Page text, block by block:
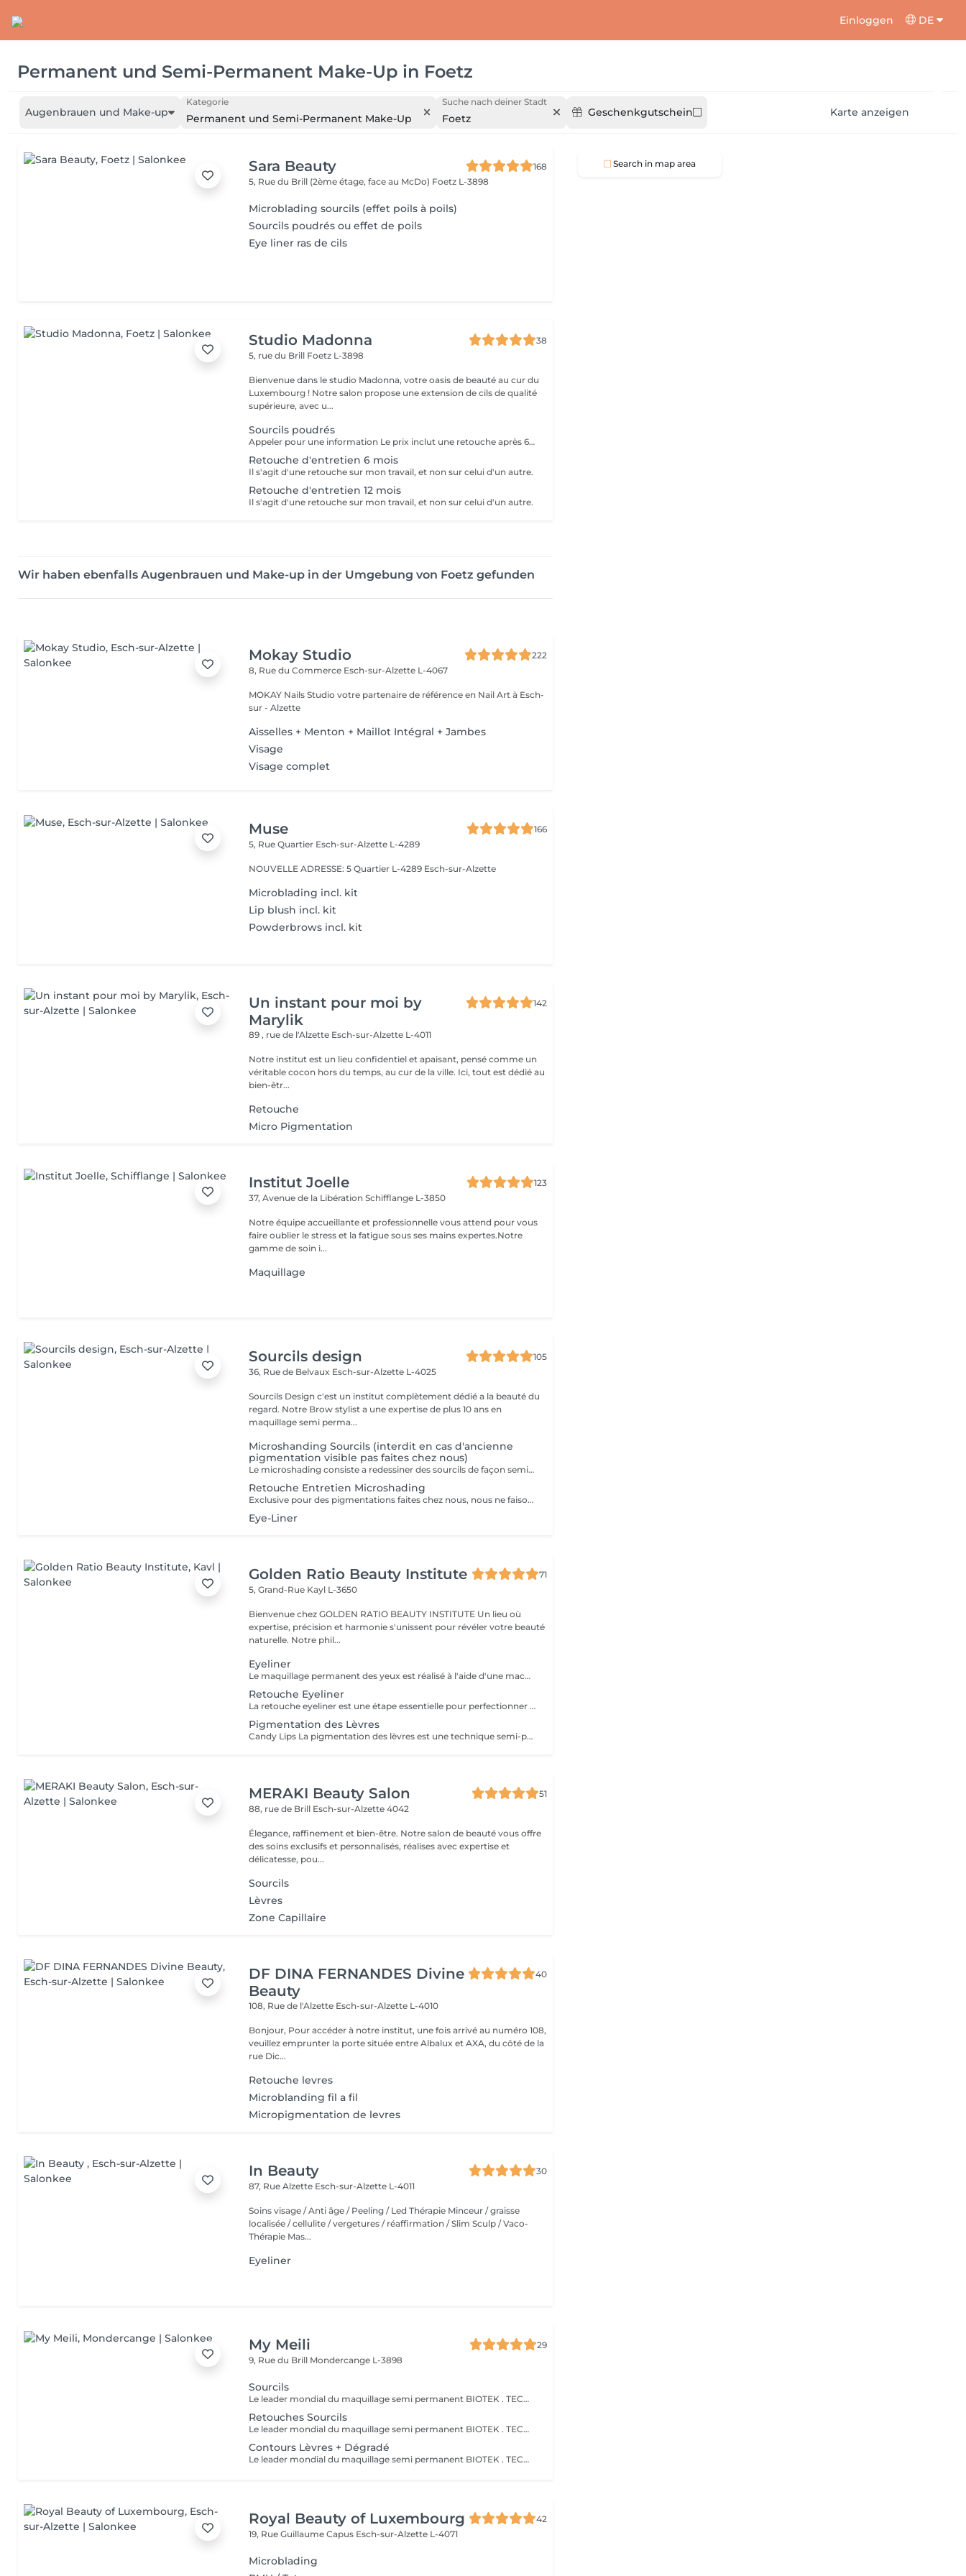
Einloggen DE
Permanent und Semi-Permanent Make-Up in Foetz
Augenbrauen und Make-up
Kategorie
Permanent und Semi-Permanent Make-Up
Suche nach deiner Stadt
Foetz Geschenkgutschein Karte anzeigen
Sara Beauty
168
5, Rue du Brill (2ème étage, face au McDo) Foetz L-3898
Microblading sourcils (effet poils à poils)
Sourcils poudrés ou effet de poils
Eye liner ras de cils
Studio Madonna
38
5, rue du Brill Foetz L-3898
Bienvenue dans le studio Madonna, votre oasis de beauté au cur du
Luxembourg ! Notre salon propose une extension de cils de qualité
supérieure, avec u...
Sourcils poudrés
Appeler pour une information Le prix inclut une retouche après 6 à 8 semaines.
Retouche d'entretien 6 mois
Il s'agit d'une retouche sur mon travail, et non sur celui d'un autre.
Retouche d'entretien 12 mois
Il s'agit d'une retouche sur mon travail, et non sur celui d'un autre.
Wir haben ebenfalls Augenbrauen und Make-up in der Umgebung von Foetz gefunden
Mokay Studio
222
8, Rue du Commerce Esch-sur-Alzette L-4067
MOKAY Nails Studio votre partenaire de référence en Nail Art à Esch-
sur - Alzette
Aisselles + Menton + Maillot Intégral + Jambes
Visage
Visage complet
Muse
166
5, Rue Quartier Esch-sur-Alzette L-4289
NOUVELLE ADRESSE: 5 Quartier L-4289 Esch-sur-Alzette
Microblading incl. kit
Lip blush incl. kit
Powderbrows incl. kit
Un instant pour moi by
Marylik
142
89 , rue de l'Alzette Esch-sur-Alzette L-4011
Notre institut est un lieu confidentiel et apaisant, pensé comme un
véritable cocon hors du temps, au cur de la ville. Ici, tout est dédié au
bien-êtr...
Retouche
Micro Pigmentation
Institut Joelle
123
37, Avenue de la LibérationSchifflange L-3850
Notre équipe accueillante et professionnelle vous attend pour vous
faire oublier le stress et la fatigue sous ses mains expertes.Notre
gamme de soin i...
Maquillage
Sourcils design
105
36, Rue de Belvaux Esch-sur-Alzette L-4025
Sourcils Design c'est un institut complètement dédié a la beauté du
regard. Notre Brow stylist a une expertise de plus 10 ans en
maquillage semi perma...
Microshanding Sourcils (interdit en cas d'ancienne
pigmentation visible pas faites chez nous)
Le microshading consiste a redessiner des sourcils de façon semi-permanent. avec une durée d'environ 8 a 18 mois selon chaque peau, cette technique nous permet un effet très naturel et d'avoir des jolis dégradés. je utilise une dermographe (machine spécifique pour makeup semi- permanent) qui s'adapte,á tout type de peau,contrairement aux autres techniques qui coupent la peau. les avantagens Sont -indolore -non agressif pour la peau -cicatrisation plus propre et sûre -meilleure fixation -effet plus net et dessiné. Retouche fixatrice après un mois incluse dans la tarif. Contre indiqué aux : Femme enceinte ou allaitante Sur traitement médicaments anti-inflammatoires ou antibiotiques et isotrétinoïne Possédant allergies sévères ou maladies auto-immunes Injections datant mois de 15 jours sur le visage Une photo est obligatoire avant la prise de rendez-vous pour toute personne ayant une ancienne pigmentation, visible ou non. Soins après pigmentation: Pas de piscine, sauna, hamman ou bronzage pendant 2 semaines après.
Retouche Entretien Microshading
Exclusive pour des pigmentations faites chez nous, nous ne faisons pas de retouche des outres professionnels.
Eye-Liner
Golden Ratio Beauty Institute
71
5, Grand-Rue Kayl L-3650
Bienvenue chez GOLDEN RATIO BEAUTY INSTITUTE Un lieu où
expertise, précision et harmonie s'unissent pour révéler votre beauté
naturelle. Notre phil...
Eyeliner
Le maquillage permanent des yeux est réalisé à l'aide d'une machine spéciale munie d'une aiguille très fine, qui insère le pigment dans les couches superficielles de la peau. Cette technique permet de tracer une ligne fine au ras des cils ou un eyeliner plus visible, selon l'effet souhaité. Résultats : Un regard plus intense et structuré, dès le réveil Un effet de cils plus fournis Un résultat net et durable (1 à 3 ans) Résistant à l'eau, à la chaleur et aux frottements Gain de temps au quotidien, sans maquillage nécessaire Une solution élégante et pratique pour sublimer votre regard durablement.
Retouche Eyeliner
La retouche eyeliner est une étape essentielle pour perfectionner le maquillage permanent réalisé précédemment. Elle permet de raviver la couleur, corriger de légères irrégularités et assurer une tenue harmonieuse et durable du pigment. Pourquoi faire une retouche ? Pour intensifier ou ajuster la forme du tracé Pour uniformiser la couleur après la cicatrisation Pour prolonger la durée et la netteté du résultat Pour entretenir un eyeliner fait il y a plusieurs mois Quand la faire ? 4 à 8 semaines après la première séance Puis, en entretien, tous les 12 à 24 mois selon votre peau et vos attentes La retouche garantit un regard toujours frais, défini et parfaitement soigné. Valable uniquement après une prestation réalisée par notre artiste.
Pigmentation des Lèvres
Candy Lips La pigmentation des lèvres est une technique semi-permanente qui colore et redessine vos lèvres pour un effet naturel et harmonieux. Elle sublime la couleur, corrige le contour, et donne du volume sans maquillage quotidien. À savoir : La procédure peut réactiver le virus de l'herpès chez les personnes sujettes. Une prévention est conseillée avant la séance (traitement antiviral à discuter avec votre médecin). Durée : Le résultat dure environ 1 à 3 ans selon votre type de peau et votre mode de vie. Entretien : Un retouche est recommandée 4 à 6 semaines après la première séance pour un résultat optimal. Un soin qui vous offre beauté durable et gain de temps au quotidien.
MERAKI Beauty Salon
51
88, rue de Brill Esch-sur-Alzette 4042
Élegance, raffinement et bien-être. Notre salon de beauté vous offre
des soins exclusifs et personnalisés, réalises avec expertise et
délicatesse, pou...
Sourcils
Lèvres
Zone Capillaire
DF DINA FERNANDES Divine
Beauty
40
108, Rue de l'Alzette Esch-sur-Alzette L-4010
Bonjour, Pour accéder à notre institut, une fois arrivé au numéro 108,
veuillez emprunter la porte située entre Albalux et AXA, du côté de la
rue Dic...
Retouche levres
Microblanding fil a fil
Micropigmentation de levres
In Beauty
30
87, Rue Alzette Esch-sur-Alzette L-4011
Soins visage / Anti âge / Peeling / Led Thérapie Minceur / graisse
localisée / cellulite / vergetures / réaffirmation / Slim Sculp / Vaco-
Thérapie Mas...
Eyeliner
My Meili
29
9, Rue du Brill Mondercange L-3898
Sourcils
Le leader mondial du maquillage semi permanent BIOTEK . TECHNIQUE sourcils effet ombré poudré très naturel, travailler avec des différentes aiguilles et plusieurs pigments pour réaliser cet effet. 50 à 60% des pigments s'estompent après cicatrisation . Avec une retouche comprise après 1 mois . IMPORTANT: Dans le cas où la prestation du maquillage semi permanent précédente était effectuée par un autre prestataire du service, la prestation chez Mymeili sera facturée au tarif complet. Annulation 48h avant la date du rendez-vous merci
Retouches Sourcils
Le leader mondial du maquillage semi permanent BIOTEK . TECHNIQUE sourcils effet ombré poudré très naturel, travailler avec des différentes aiguilles et plusieurs pigments pour réaliser cet effet. 50 à 60% des pigments s'estompent après cicatrisation . Avec une retouche comprise après 1 mois . IMPORTANT: Dans le cas où la prestation du maquillage semi permanent précédente était effectuée par un autre prestataire du service, la prestation chez Mymeili sera facturée au tarif complet. Annulation 48h avant la date du rendez-vous merci
Contours Lèvres + Dégradé
Le leader mondial du maquillage semi permanent BIOTEK . TECHNIQUE sourcils effet ombré poudré très naturel, travailler avec des différentes aiguilles et plusieurs pigments pour réaliser cet effet. 50 à 60% des pigments s'estompent après cicatrisation . Avec une retouche comprise après 1 mois . IMPORTANT: Dans le cas où la prestation du maquillage semi permanent précédente était effectuée par un autre prestataire du service, la prestation chez Mymeili sera facturée au tarif complet. Annulation 48h avant la date du rendez-vous merci
Royal Beauty of Luxembourg
42
19, Rue Guillaume Capus Esch-sur-Alzette L-4071
Microblading
Search in map area